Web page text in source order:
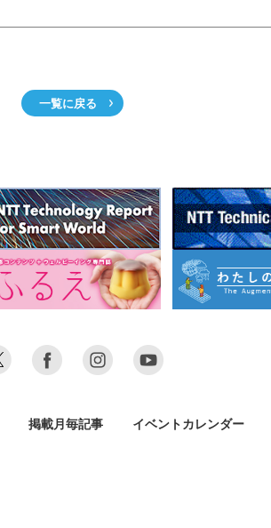
一覧に戻る
掲載月毎記事 イベントカレンダー